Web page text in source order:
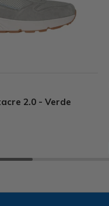
2.0 - Verde